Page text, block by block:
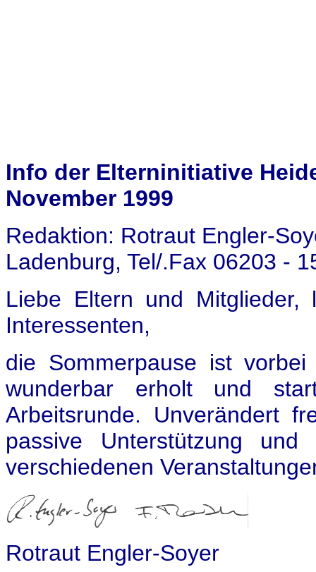
Info der Elterninitiative
November 1999
Redaktion: Rotraut Engler-
Ladenburg, Tel/.Fax 06203 -
Liebe Eltern und Mitglieder,
Interessenten,
die Sommerpause ist
wunderbar erholt und
Arbeitsrunde. Unverändert
passive Unterstützung
verschiedenen
Rotraut Engler-Soyer